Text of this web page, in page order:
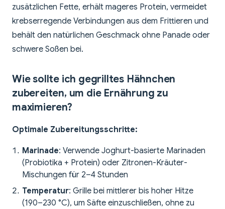
zusätzlichen Fette, erhält mageres Protein, vermeidet
krebserregende Verbindungen aus dem Frittieren und
behält den natürlichen Geschmack ohne Panade oder
schwere Soßen bei.
Wie sollte ich gegrilltes Hähnchen
zubereiten, um die Ernährung zu
maximieren?
Optimale Zubereitungsschritte:
Marinade: Verwende Joghurt-basierte Marinaden
(Probiotika + Protein) oder Zitronen-Kräuter-
Mischungen für 2–4 Stunden
Temperatur: Grille bei mittlerer bis hoher Hitze
(190–230 °C), um Säfte einzuschließen, ohne zu